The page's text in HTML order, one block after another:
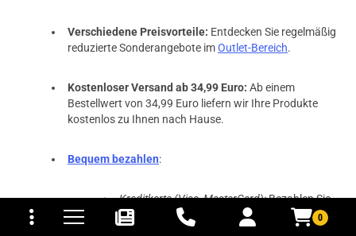
0
und Versandkosten
Verschiedene Preisvorteile: Entdecken Sie regelmäßig
reduzierte Sonderangebote imOutlet-Bereich.
Kostenloser Versand ab 34,99 Euro: Ab einem
Bestellwert von 34,99 Euro liefern wir Ihre Produkte
kostenlos zu Ihnen nach Hause.
Bequem bezahlen:
Kreditkarte (Visa, MasterCard):Bezahlen Sie
schnell und sicher mit Ihrer Kreditkarte. Wir
akzeptieren Visa und MasterCard um Ihnen